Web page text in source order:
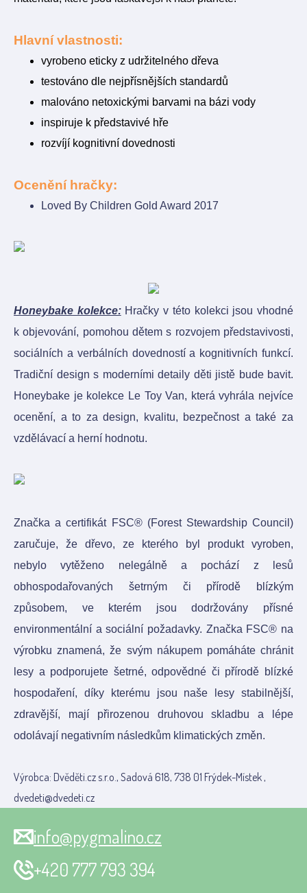
Hlavní vlastnosti:
vyrobeno eticky z udržitelného dřeva
testováno dle nejpřísnějších standardů
malováno netoxickými barvami na bázi vody
inspiruje k představivé hře
rozvíjí kognitivní dovednosti
Ocenění hračky:
Loved By Children Gold Award 2017
Honeybake kolekce:Hračky v této kolekci jsou vhodné
k objevování, pomohou dětem s rozvojem představivosti,
sociálních a verbálních dovedností a kognitivních funkcí.
Tradiční design s moderními detaily děti jistě bude bavit.
Honeybake je kolekce Le Toy Van, která vyhrála nejvíce
ocenění, a to za design, kvalitu, bezpečnost a také za
vzdělávací a herní hodnotu.
Značka a certifikát FSC® (Forest Stewardship Council)
zaručuje, že dřevo, ze kterého byl produkt vyroben,
nebylo vytěženo nelegálně a pochází z lesů
obhospodařovaných šetrným či přírodě blízkým
způsobem, ve kterém jsou dodržovány přísné
environmentální a sociální požadavky. Značka FSC® na
výrobku znamená, že svým nákupem pomáháte chránit
lesy a podporujete šetrné, odpovědné či přírodě blízké
hospodaření, díky kterému jsou naše lesy stabilnější,
zdravější, mají přirozenou druhovou skladbu a lépe
odolávají negativním následkům klimatických změn.
Výrobca: Dvěděti.cz s.r.o., Sadová 618, 738 01 Frýdek-Místek ,
dvedeti@dvedeti.cz
info@pygmalino.cz
+420 777 793 394